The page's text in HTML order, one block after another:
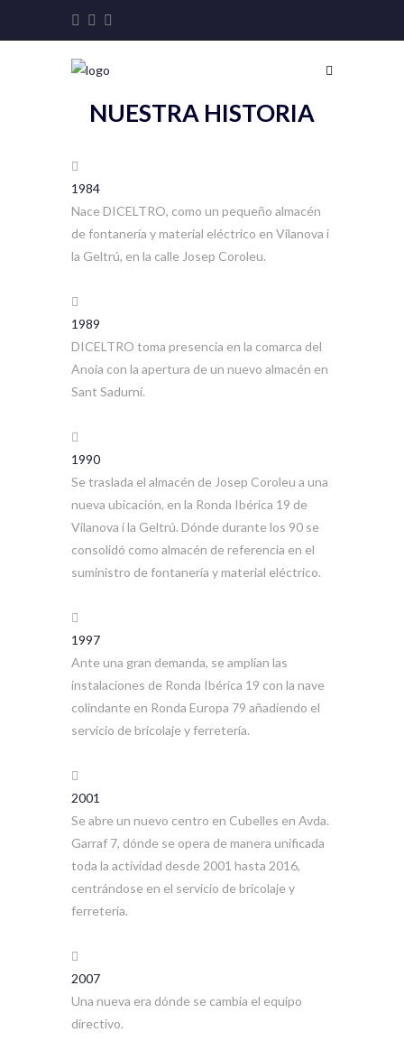
NUESTRA HISTORIA
1984
Nace DICELTRO, como un pequeño almacén
de fontanería y material eléctrico en Vilanova i
la Geltrú, en la calle Josep Coroleu.
1989
DICELTRO toma presencia en la comarca del
Anoia con la apertura de un nuevo almacén en
Sant Sadurní.
1990
Se traslada el almacén de Josep Coroleu a una
nueva ubicación, en la Ronda Ibérica 19 de
Vilanova i la Geltrú. Dónde durante los 90 se
consolidó como almacén de referencia en el
suministro de fontanería y material eléctrico.
1997
Ante una gran demanda, se amplían las
instalaciones de Ronda Ibérica 19 con la nave
colindante en Ronda Europa 79 añadiendo el
servicio de bricolaje y ferretería.
2001
Se abre un nuevo centro en Cubelles en Avda.
Garraf 7, dónde se opera de manera unificada
toda la actividad desde 2001 hasta 2016,
centrándose en el servicio de bricolaje y
ferretería.
2007
Una nueva era dónde se cambia el equipo
directivo.